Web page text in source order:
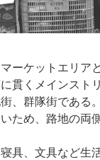
ーケットエリア
貫くメインスト
、群隊街である。
ため、路地の両
具、文具など生